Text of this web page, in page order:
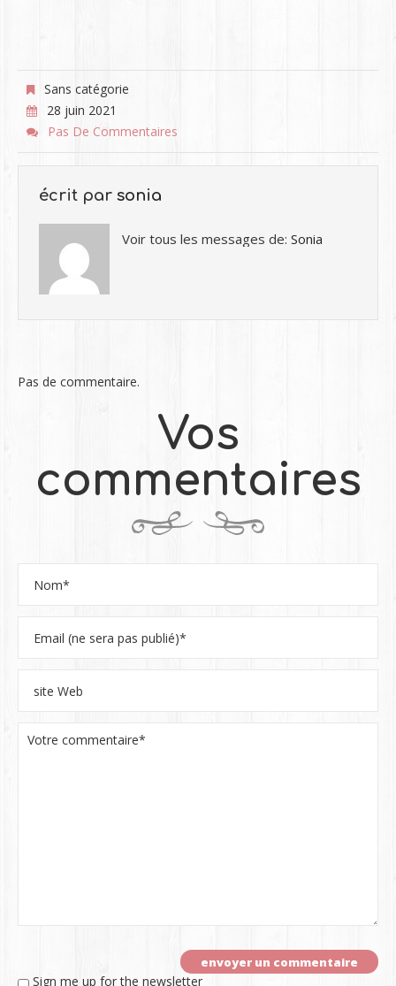
Sans catégorie
28 juin 2021
Pas De Commentaires
écrit par sonia
Voir tous les messages de: Sonia
Pas de commentaire.
Vos
commentaires
Sign me up for the newsletter